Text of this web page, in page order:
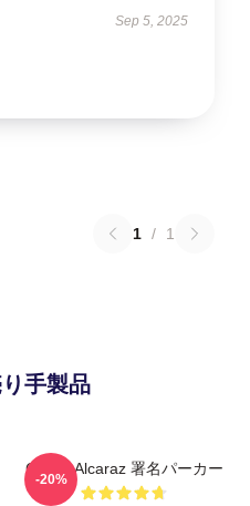
Sep 5, 2025
1 / 1
手製品
Carlos Alcaraz 署名パーカー
-20%